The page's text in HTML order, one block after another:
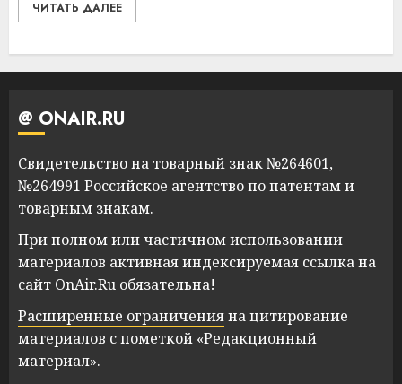
ЧИТАТЬ ДАЛЕЕ
@ ONAIR.RU
Свидетельство на товарный знак №264601,
№264991 Российское агентство по патентам и
товарным знакам.
При полном или частичном использовании
материалов активная индексируемая ссылка на
сайт OnAir.Ru обязательна!
Расширенные ограниченияна цитирование
материалов с пометкой «Редакционный
материал».